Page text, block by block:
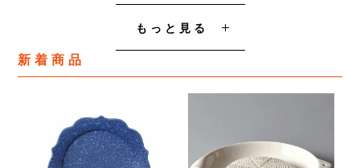
もっと見る
新着商品